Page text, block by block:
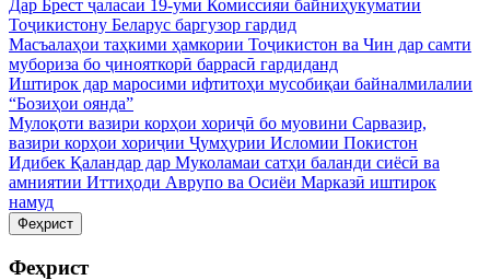
Дар Брест ҷаласаи 19-уми Комиссияи байниҳукуматии
Тоҷикистону Беларус баргузор гардид
Масъалаҳои таҳкими ҳамкории Тоҷикистон ва Чин дар самти
мубориза бо ҷинояткорӣ баррасӣ гардиданд
Иштирок дар маросими ифтитоҳи мусобиқаи байналмилалии
“Бозиҳои оянда”
Мулоқоти вазири корҳои хориҷӣ бо муовини Сарвазир,
вазири корҳои хориҷии Ҷумҳурии Исломии Покистон
Идибек Қаландар дар Муколамаи сатҳи баланди сиёсӣ ва
амниятии Иттиҳоди Аврупо ва Осиёи Марказӣ иштирок
намуд
Феҳрист
Феҳрист